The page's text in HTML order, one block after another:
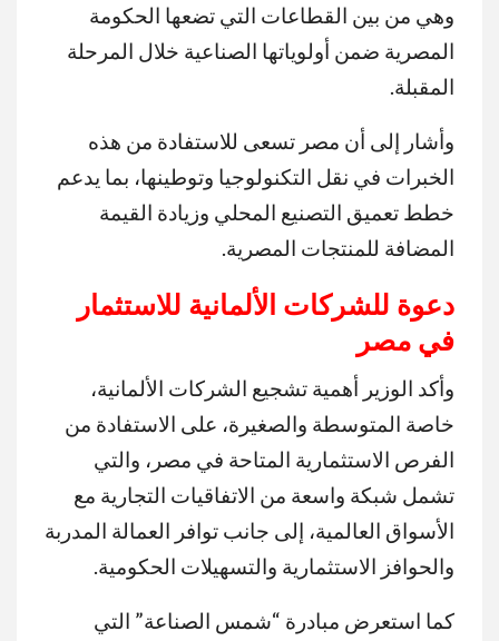
وهي من بين القطاعات التي تضعها الحكومة
المصرية ضمن أولوياتها الصناعية خلال المرحلة
المقبلة.
وأشار إلى أن مصر تسعى للاستفادة من هذه
الخبرات في نقل التكنولوجيا وتوطينها، بما يدعم
خطط تعميق التصنيع المحلي وزيادة القيمة
المضافة للمنتجات المصرية.
دعوة للشركات الألمانية للاستثمار
في مصر
وأكد الوزير أهمية تشجيع الشركات الألمانية،
خاصة المتوسطة والصغيرة، على الاستفادة من
الفرص الاستثمارية المتاحة في مصر، والتي
تشمل شبكة واسعة من الاتفاقيات التجارية مع
الأسواق العالمية، إلى جانب توافر العمالة المدربة
والحوافز الاستثمارية والتسهيلات الحكومية.
كما استعرض مبادرة “شمس الصناعة” التي